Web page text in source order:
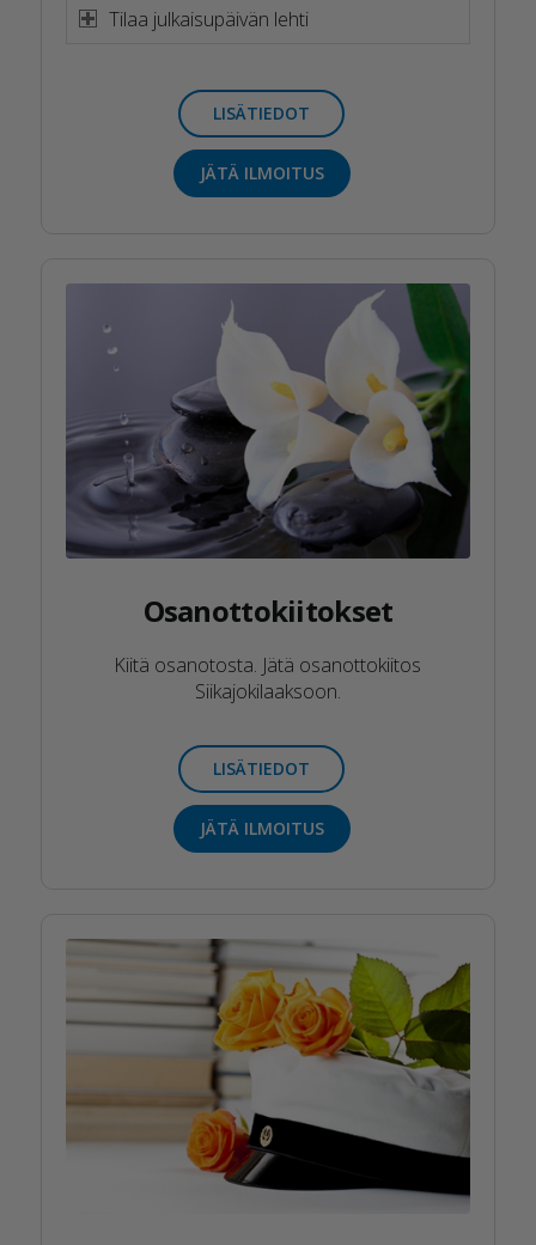
Tilaa julkaisupäivän lehti
LISÄTIEDOT
JÄTÄ ILMOITUS
Osanottokiitokset
Kiitä osanotosta. Jätä osanottokiitos
Siikajokilaaksoon.
LISÄTIEDOT
JÄTÄ ILMOITUS